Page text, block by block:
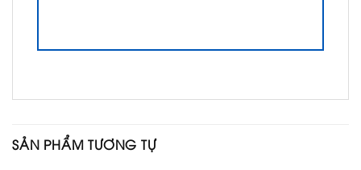
SẢN PHẨM TƯƠNG TỰ